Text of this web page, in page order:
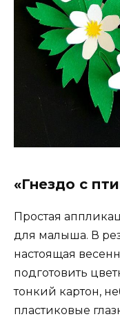
«Гнездо с
Простая
для малыша. В
настоящая
подготовить
тонкий картон,
пластиковые